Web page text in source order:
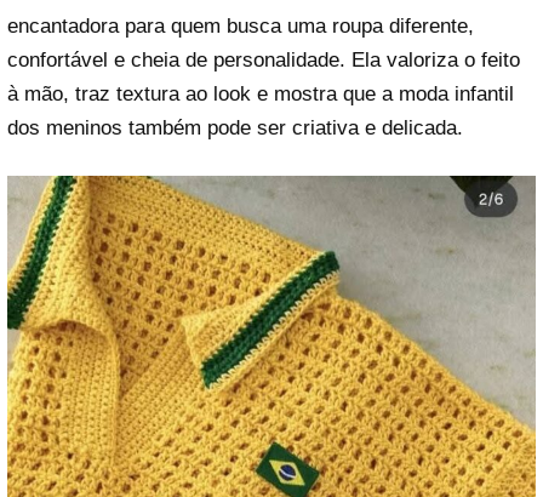
encantadora para quem busca uma roupa diferente,
confortável e cheia de personalidade. Ela valoriza o feito
à mão, traz textura ao look e mostra que a moda infantil
dos meninos também pode ser criativa e delicada.